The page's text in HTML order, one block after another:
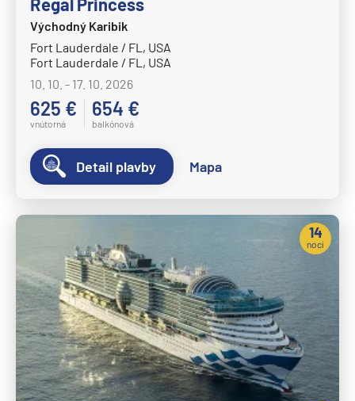
Východný Karibik
Fort Lauderdale / FL, USA
Fort Lauderdale / FL, USA
10. 10. - 17. 10. 2026
625 €
vnútorná
654 €
balkónová
Detail plavby Mapa
14
nocí